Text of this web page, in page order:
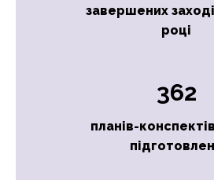
завершених
році
362
планів-